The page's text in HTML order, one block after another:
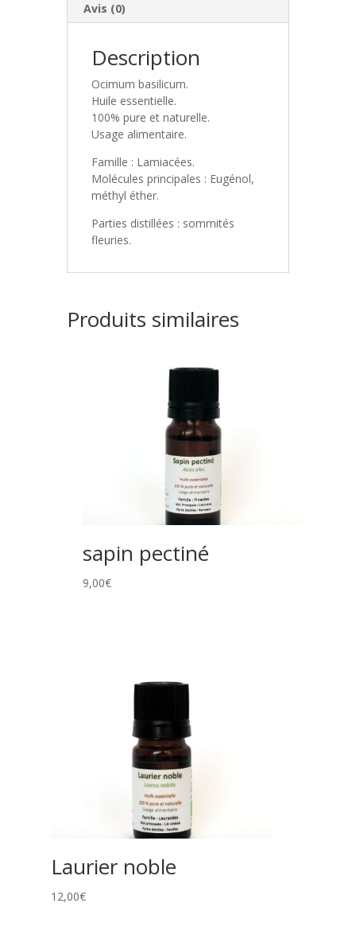
Avis (0)
Description
Ocimum basilicum.
Huile essentielle.
100% pure et naturelle.
Usage alimentaire.
Famille : Lamiacées.
Molécules principales : Eugénol,
méthyl éther.
Parties distillées : sommités
fleuries.
Produits similaires
sapin pectiné
9,00€
Laurier noble
12,00€